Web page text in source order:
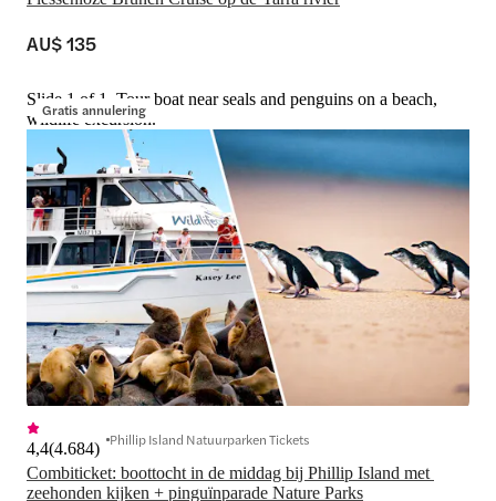
AU$ 135
Gratis annulering
Slide 1 of 1, Tour boat near seals and penguins on a beach,
wildlife excursion.
Combiticket: boottocht in de middag bij Phillip Island met
zeehonden kijken + pinguïnparade Nature Parks
4,4(4.684) Phillip Island Natuurparken Tickets